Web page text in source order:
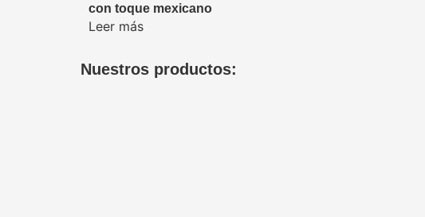
con toque mexicano
Leer más
Nuestros productos: